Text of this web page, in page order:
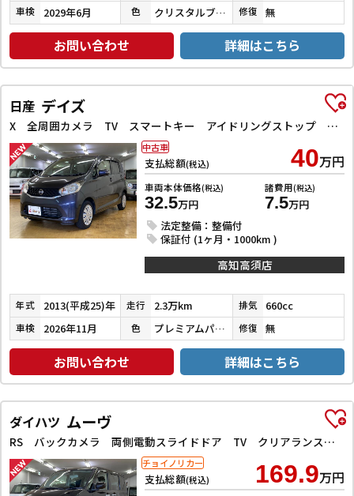
車検 2029年6月 色 クリスタルブラックパール 修復 無
お問い合わせ 詳細はこちら
日産 デイズ
X 全周囲カメラ TV スマートキー アイドリングストップ 電動格納ミラー ベンチシート CVT 盗難防止システム ABS ミュージックプレイヤー接続可 衝突安全ボディ エアコン パワーステアリング
支払総額(税込) 40万円
車両本体価格(税込)
32.5万円
諸費用(税込)
7.5万円
法定整備：整備付
保証付 (1ヶ月・1000km )
中古車
高知高須店
年式 2013(平成25)年 走行 2.3万km 排気 660cc
車検 2026年11月 色 プレミアムパープルパール 修復 無
お問い合わせ 詳細はこちら
ダイハツ ムーヴ
RS バックカメラ 両側電動スライドドア TV クリアランスソナー オートクルーズコントロール 衝突被害軽減システム オートライト LEDヘッドランプ スマートキー アイドリングストップ 電動格納ミラー
支払総額(税込) 169.9万円
チョイノリカー